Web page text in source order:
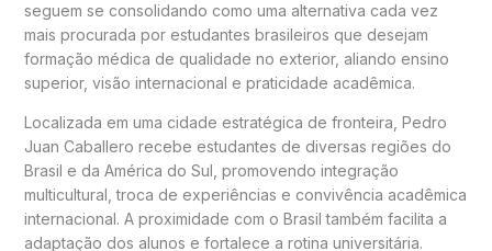
seguem se consolidando como uma alternativa cada vez
mais procurada por estudantes brasileiros que desejam
formação médica de qualidade no exterior, aliando ensino
superior, visão internacional e praticidade acadêmica.
Localizada em uma cidade estratégica de fronteira, Pedro
Juan Caballero recebe estudantes de diversas regiões do
Brasil e da América do Sul, promovendo integração
multicultural, troca de experiências e convivência acadêmica
internacional. A proximidade com o Brasil também facilita a
adaptação dos alunos e fortalece a rotina universitária.